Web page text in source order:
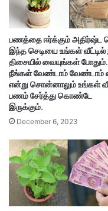
பணத்தை ஈர்க்கும் அதிர்ஷ்ட
இந்த செடியை உங்கள்
திசையில் வையுங்கள் போதும்.
நீங்கள் வேண்டாம் வேண்டாம்
என்று சொன்னாலும் உங்கள்
பணம் சேர்த்து கொண்டே
இருக்கும்.
December 6, 2023